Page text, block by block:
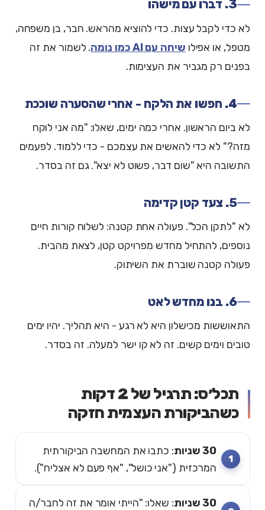
3. דברו עם מישהו
לא כדי לקבל עצות. כדי להוציא מהראש. חבר, בן משפחה,
מטפל, או אפילו שיחה עם AI כמו נומה
. לשמור את זה
בפנים רק מגביר את העצימות.
4. חפשו את הלקח - אחרי שהסערה שוככת
לא ביום הראשון. אחרי כמה ימים, שאלו: "מה אני לוקח
מזה?" לא כדי להאשים את עצמכם - כדי ללמוד. לפעמים
התשובה היא "שום דבר, פשוט לא יצא". גם זה בסדר.
5. צעד קטן קדימה
לא "לתקן הכל". פעולה אחת קטנה: לשלוח קורות חיים
נוספים, להתחיל מחדש מפרויקט קטן, לצאת מהבית.
פעולה קטנה שוברת את השיתוק.
6. בנו מחדש לאט
התאוששות מכישלון היא לא רגע - היא תהליך. יהיו ימים
טובים וימים קשים. זה לא קו ישר למעלה. זה בסדר.
תכל׳ס: תרגיל של 2 דקות
כשהביקורת העצמית חזקה
30 שניות
: כתבו את המחשבה הביקורתית
המרכזית ("אני כושל", "אף פעם לא אצליח").
30 שניות
: שאלו: "הייתי אומר את זה לחבר/ה